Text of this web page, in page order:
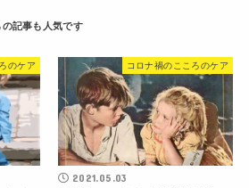
のケア コロナ禍のこころのケア
2021.05.03